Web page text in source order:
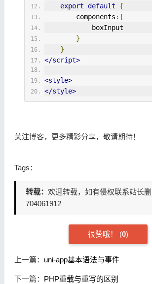
export default
{
        components
:{
            boxInput
}
}
</script>
<style>
</style>
关注博客，更多精彩分享，敬请期待！
Tags：
转载： 欢迎转载，如有侵权联系站长删
704061912
很赞哦！ (0)
上一篇： uni-app基本语法与事件
下一篇： PHP重载与重写的区别